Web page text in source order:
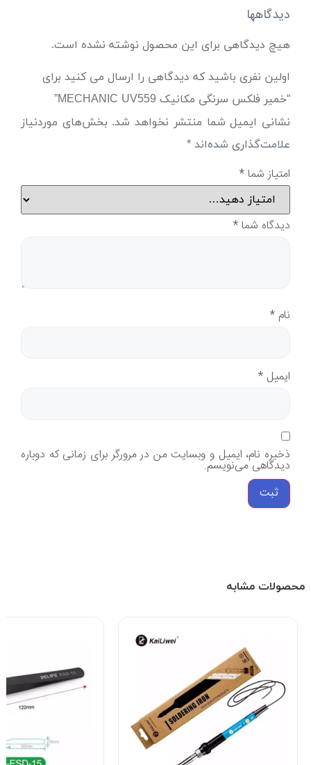
دیدگاهها
هیچ دیدگاهی برای این محصول نوشته نشده است.
اولین نفری باشید که دیدگاهی را ارسال می کنید برای
“خمیر فلکس سرنگی مکانیک MECHANIC UV559”
نشانی ایمیل شما منتشر نخواهد شد. بخش‌های موردنیاز
علامت‌گذاری شده‌اند *
امتیاز شما*
دیدگاه شما*
نام *
ایمیل *
ذخیره نام، ایمیل و وبسایت من در مرورگر برای زمانی که دوباره
دیدگاهی می‌نویسم.
محصولات مشابه